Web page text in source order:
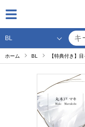
ホーム BL 【特典付き】